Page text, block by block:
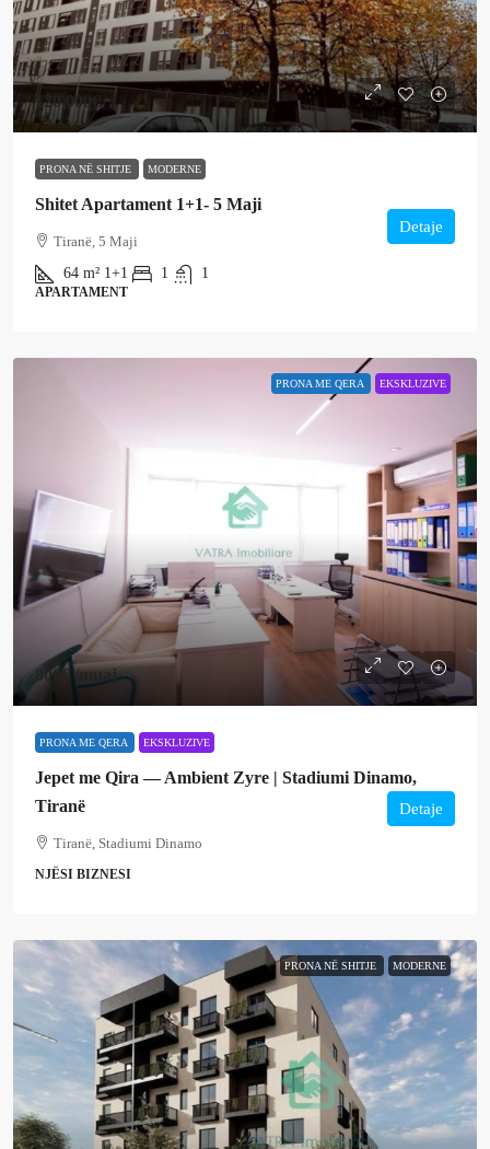
120,000€
PRONA NË SHITJE MODERNE
Shitet Apartament 1+1- 5 Maji
Tiranë, 5 Maji
64 m² 1+1 1 1
APARTAMENT
Detaje
PRONA ME QERA EKSKLUZIVE
800€ /muaj
PRONA ME QERA EKSKLUZIVE
Jepet me Qira — Ambient Zyre | Stadiumi Dinamo,
Tiranë
Tiranë, Stadiumi Dinamo
NJËSI BIZNESI
Detaje
PRONA NË SHITJE MODERNE